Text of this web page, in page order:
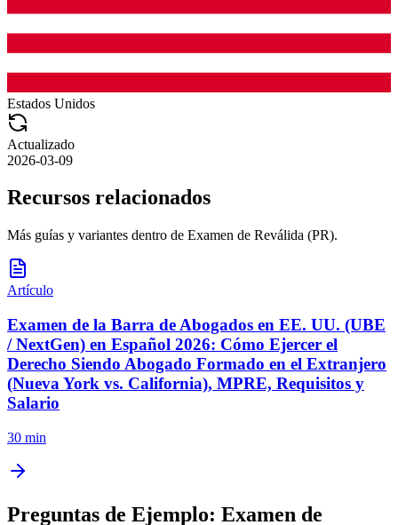
Estados Unidos
Actualizado
2026-03-09
Recursos relacionados
Más guías y variantes dentro de Examen de Reválida (PR).
Artículo
Examen de la Barra de Abogados en EE. UU. (UBE
/ NextGen) en Español 2026: Cómo Ejercer el
Derecho Siendo Abogado Formado en el Extranjero
(Nueva York vs. California), MPRE, Requisitos y
Salario
30 min
Preguntas de Ejemplo: Examen de